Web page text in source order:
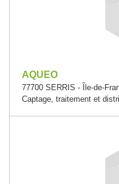
AQUEO
77700 SERRIS - Île-de-
Captage, traitement et